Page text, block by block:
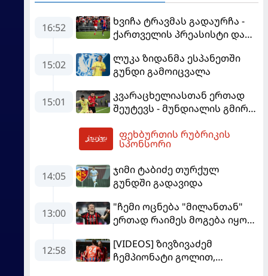
16:52
ხვიჩა ტრავმას გადაურჩა -
ქართველის პრეასისტი და
იუნაიტედთან"
15:02
ლუკა ზიდანმა ესპანეთში
გუნდი გამოიცვალა
15:01
კვარაცხელიასთან ერთად
შეუტევს - მუნდიალის გმირი
გახდება
ფეხბურთის რუბრიკის
სპონსორი
14:05
ჯიმი ტაბიძე თურქულ
გუნდში გადავიდა
13:00
"ჩემი ოცნება "მილანთან"
ერთად რაიმეს მოგება იყო" -
თავის მისიაზე ისაუბრა
12:58
[VIDEOS] ზივზივაძემ
ჩემპიონატი გოლით,